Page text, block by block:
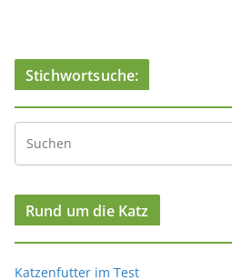
Stichwortsuche:
Rund um die Katz
Katzenfutter im Test